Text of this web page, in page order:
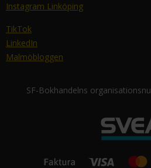
Instagram Linköping
TikTok
LinkedIn
Malmöbloggen
SF-Bokhandelns